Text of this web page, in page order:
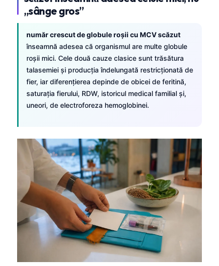
„sânge gros”
număr crescut de globule roșii cu MCV scăzut
înseamnă adesea că organismul are multe globule
roșii mici. Cele două cauze clasice sunt trăsătura
talasemiei și producția îndelungată restricționată de
fier, iar diferențierea depinde de obicei de feritină,
saturația fierului, RDW, istoricul medical familial și,
uneori, de electroforeza hemoglobinei.
Esperanto
Frysk
Ślōnskŏ gŏdka
Norsk bokmål